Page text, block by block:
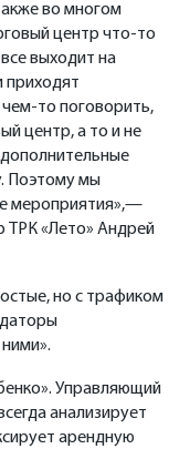
во многом
центр что-то
выходит на
приходят
то поговорить,
центр, а то и не
Поэтому мы
мероприятия»,—
ТРК «Лето» Андрей
но с трафиком
Управляющий
анализирует
арендную